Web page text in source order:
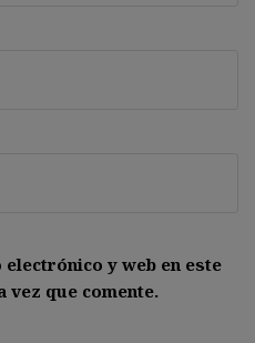
y web en este
vez que comente.